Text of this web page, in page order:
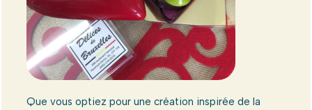
Que vous optiez pour une création inspirée de la